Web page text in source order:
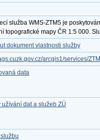
služba WMS-ZTM5 je
topografické mapy ČR 1:5 000.
dokument vlastnosti služby
arcgis1/services/
data
užívání dat a služeb ZÚ